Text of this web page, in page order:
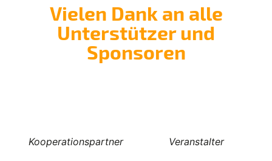
Vielen Dank an alle
Unterstützer und
Sponsoren
Kooperationspartner Veranstalter